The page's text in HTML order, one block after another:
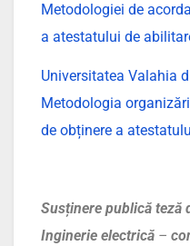
Metodologiei de
a atestatului de
Universitatea Valahia
Metodologia
de obținere a
Susținere publică teză
Inginerie electrică –